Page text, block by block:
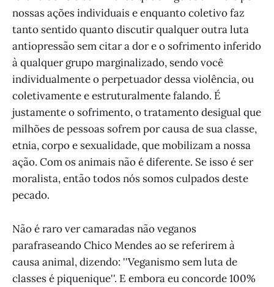
nossas ações individuais e enquanto coletivo faz
tanto sentido quanto discutir qualquer outra luta
antiopressão sem citar a dor e o sofrimento inferido
à qualquer grupo marginalizado, sendo você
individualmente o perpetuador dessa violência, ou
coletivamente e estruturalmente falando. É
justamente o sofrimento, o tratamento desigual que
milhões de pessoas sofrem por causa de sua classe,
etnia, corpo e sexualidade, que mobilizam a nossa
ação. Com os animais não é diferente. Se isso é ser
moralista, então todos nós somos culpados deste
pecado.
Não é raro ver camaradas não veganos
parafraseando Chico Mendes ao se referirem à
causa animal, dizendo: ''Veganismo sem luta de
classes é piquenique''. E embora eu concorde 100%